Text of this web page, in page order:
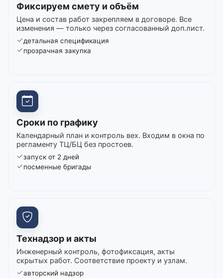
Фиксируем смету и объём
Цена и состав работ закрепляем в договоре. Все
изменения — только через согласованный доп.лист.
детальная спецификация
прозрачная закупка
Сроки по графику
Календарный план и контроль вех. Входим в окна по
регламенту ТЦ/БЦ без простоев.
запуск от 2 дней
посменные бригады
Технадзор и акты
Инженерный контроль, фотофиксация, акты
скрытых работ. Соответствие проекту и узлам.
авторский надзор